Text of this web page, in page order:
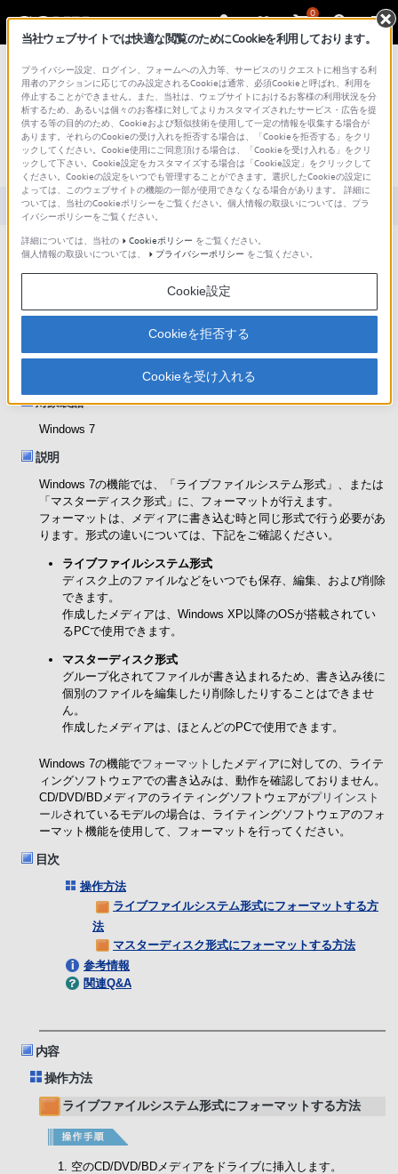
0
総合サポート・お問い合わせ
文書番号 : S0907141064692 / 最終更新日 : 2025/03/11
[Windows 7] CD/DVD/BDメディアをフ
ォーマットする方法
対象製品カテゴリー・製品
Windows 7に標準で搭載されている機能を使用して、CD/DVD/BDメ
する方法について。
OS標準の機能を利用してCD/DVD/BDメディアのフォーマットすることが
可能です
対象製品
Windows 7
説明
Windows 7の機能では、「ライブファイルシステム形式」、または
「マスターディスク形式」に、フォーマットが行えます。
フォーマットは、メディアに書き込む時と同じ形式で行う必要があ
ります。形式の違いについては、下記をご確認ください。
ライブファイルシステム形式
ディスク上のファイルなどをいつでも保存、編集、および削除
できます。
作成したメディアは、Windows XP以降のOSが搭載されてい
るPCで使用できます。
マスターディスク形式
グループ化されてファイルが書き込まれるため、書き込み後に
個別のファイルを編集したり削除したりすることはできませ
ん。
作成したメディアは、ほとんどのPCで使用できます。
Windows 7の機能でフォーマット したメディアに対しての、ライテ
ィングソフトウェアでの書き込みは、動作を確認しておりません。
CD/DVD/BDメディアのライティングソフトウェアがプリインスト
ールされているモデルの場合は、ライティングソフトウェアのフォ
ーマット機能を使用して、フォーマットを行ってください。
目次
操作方法
ライブファイルシステム形式にフォーマットする方
法
マスターディスク形式にフォーマットする方法
参考情報
関連Q&A
内容
操作方法
ライブファイルシステム形式にフォーマットする方法
空のCD/DVD/BDメディアをドライブに挿入します。
当社ウェブサイトでは快適な閲覧のためにCookieを利用しております。
プライバシー設定、ログイン、フォームへの入力等、サービスのリクエストに相当する利
用者のアクションに応じてのみ設定されるCookieは通常、必須Cookieと呼ばれ、利用を
停止することができません。また、当社は、ウェブサイトにおけるお客様の利用状況を分
析するため、あるいは個々のお客様に対してよりカスタマイズされたサービス・広告を提
供する等の目的のため、Cookieおよび類似技術を使用して一定の情報を収集する場合が
あります。それらのCookieの受け入れを拒否する場合は、「Cookieを拒否する」をクリ
ックしてください。Cookie使用にご同意頂ける場合は、「Cookieを受け入れる」をクリ
ックして下さい。Cookie設定をカスタマイズする場合は「Cookie設定」をクリックして
ください。Cookieの設定をいつでも管理することができます。選択したCookieの設定に
よっては、このウェブサイトの機能の一部が使用できなくなる場合があります。 詳細に
ついては、当社のCookieポリシーをご覧ください。個人情報の取扱いについては、プラ
イバシーポリシーをご覧ください。
詳細については、当社の
Cookieポリシー をご覧ください。
個人情報の取扱いについては、
プライバシーポリシー をご覧ください。
Cookie設定
Cookieを拒否する
Cookieを受け入れる